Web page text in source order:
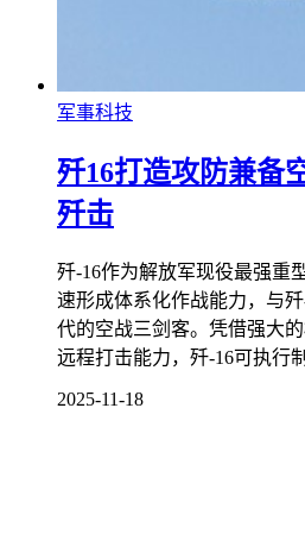
军事科技
歼16打造攻防兼备
歼击
歼-16作为解放军现役最强重
速形成体系化作战能力，与
代的空战三剑客。凭借强大
远程打击能力，歼-16可执行
2025-11-18